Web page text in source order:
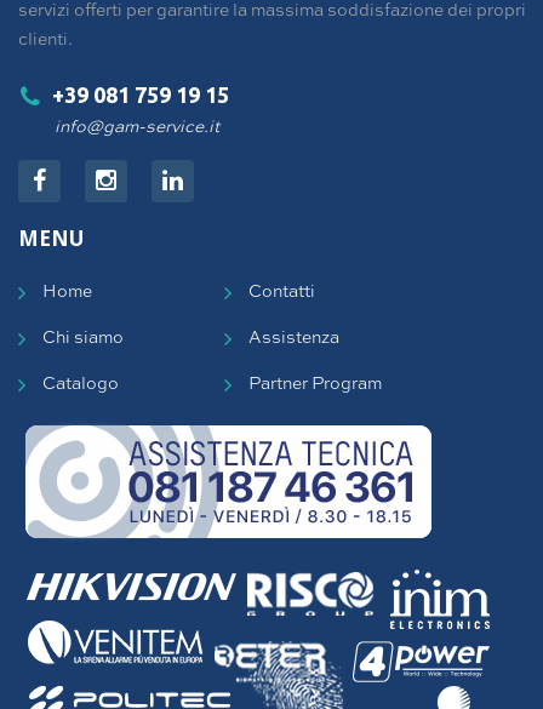
servizi offerti per garantire la massima soddisfazione dei propri
clienti.
+39 081 759 19 15
info@gam-service.it
MENU
Home
Chi siamo
Catalogo
Contatti
Assistenza
Partner Program